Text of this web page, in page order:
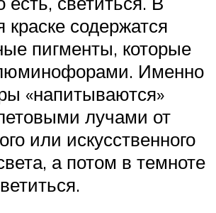
краске содержатся
пигменты, которые
Именно
«напитываются»
лучами от
или искусственного
а потом в темноте